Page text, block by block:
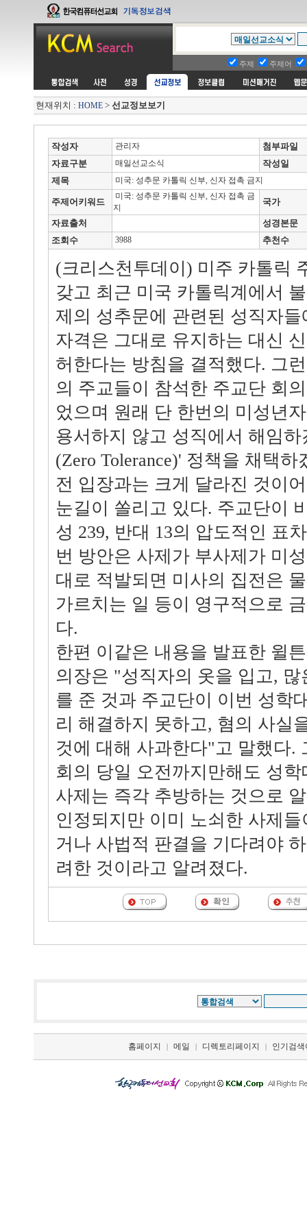
주제 주제어
현재위치 : HOME > 선교정보보기
작성자 관리자
첨부파일
자료구분
매일선교소식
작성일
제목
미국: 성추문 카톨릭 신부, 신자 접촉 금지
주제어키워드
미국: 성추문 카톨릭 신부, 신자 접촉 금
지
국가
자료출처
성경본문
조회수
3988 추천수
(크리스천투데이) 미주 카톨릭
갖고 최근 미국 카톨릭계에서
제의 성추문에 관련된 성직자
자격은 그대로 유지하는 대신
허한다는 방침을 결적했다. 그
의 주교들이 참석한 주교단 회
었으며 원래 단 한번의 미성년
용서하지 않고 성직에서 해임
(Zero Tolerance)' 정책을 채택
전 입장과는 크게 달라진 것이
눈길이 쏠리고 있다. 주교단이
성 239, 반대 13의 압도적인 표
번 방안은 사제가 부사제가 미
대로 적발되면 미사의 집전은
가르치는 일 등이 영구적으로
다.
한편 이같은 내용을 발표한 윌
의장은 "성직자의 옷을 입고,
를 준 것과 주교단이 이번 성학
리 해결하지 못하고, 혐의 사실
것에 대해 사과한다"고 말했다.
회의 당일 오전까지만해도 성
사제는 즉각 추방하는 것으로
인정되지만 이미 노쇠한 사제
거나 사법적 판결을 기다려야
려한 것이라고 알려졌다.
홈페이지 | 메일 | 디렉토리페이지 | 인기검색